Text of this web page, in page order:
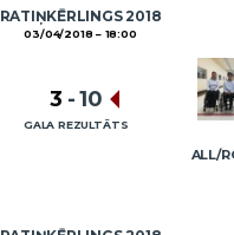
RATIŅKĒRLINGS 2018
03/04/2018 18:00
3 - 10
GALA REZULTĀTS